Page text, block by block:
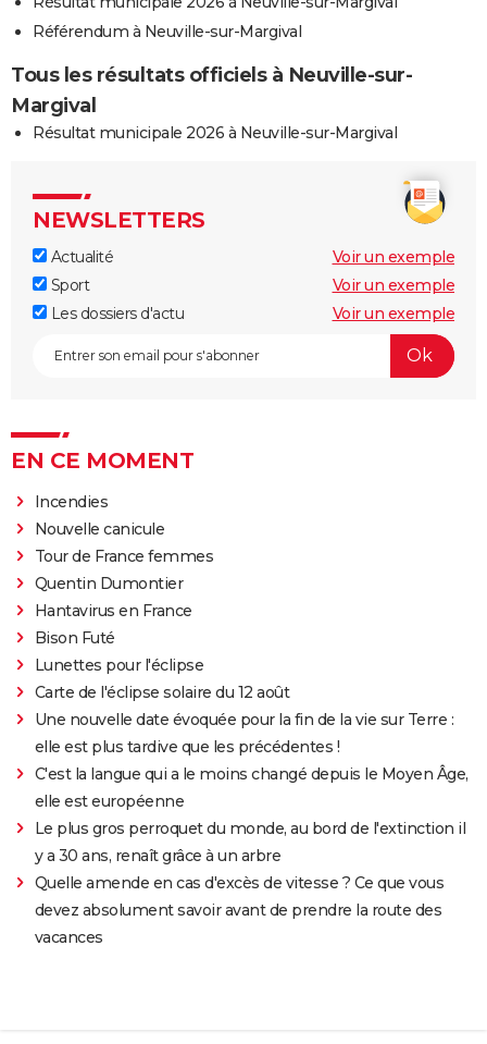
Référendum à Neuville-sur-Margival
Tous les résultats officiels à Neuville-sur-
Margival
Résultat municipale 2026 à Neuville-sur-Margival
NEWSLETTERS
Actualité
Voir un exemple
Sport
Voir un exemple
Les dossiers d'actu
Voir un exemple
EN CE MOMENT
Incendies
Nouvelle canicule
Tour de France femmes
Quentin Dumontier
Hantavirus en France
Bison Futé
Lunettes pour l'éclipse
Carte de l'éclipse solaire du 12 août
Une nouvelle date évoquée pour la fin de la vie sur Terre :
elle est plus tardive que les précédentes !
C'est la langue qui a le moins changé depuis le Moyen Âge,
elle est européenne
Le plus gros perroquet du monde, au bord de l'extinction il
y a 30 ans, renaît grâce à un arbre
Quelle amende en cas d'excès de vitesse ? Ce que vous
devez absolument savoir avant de prendre la route des
vacances